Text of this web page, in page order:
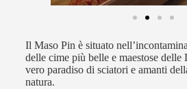
Il Maso Pin è situato
delle cime più belle e maestose
vero paradiso di sciatori e amanti
natura.